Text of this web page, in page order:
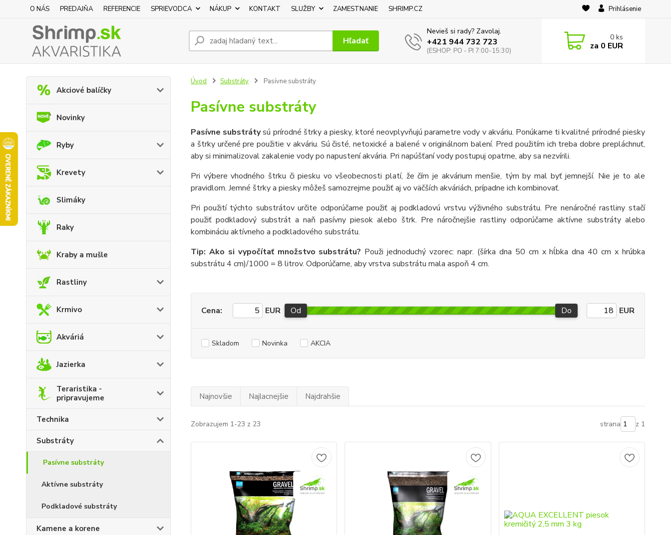
O NÁS PREDAJŇA REFERENCIE SPRIEVODCA NÁKUP KONTAKT SLUŽBY ZAMESTNANIE SHRIMP.CZ Prihlásenie
Hľadať
Nevieš si rady? Zavolaj.
+421 944 732 723
(ESHOP: PO - PI 7:00-15:30)
0 ks
za 0 EUR
Akciové balíčky
Novinky
Ryby
Krevety
Slimáky
Raky
Kraby a mušle
Rastliny
Krmivo
Akváriá
Jazierka
Teraristika -
pripravujeme
Technika
Substráty
Pasívne substráty
Aktívne substráty
Podkladové substráty
Kamene a korene
Úvod Substráty Pasívne substráty
Pasívne substráty
Pasívne substrátysú prírodné štrky a piesky, ktoré neovplyvňujú parametre vody v akváriu. Ponúkame ti kvalitné prírodné piesky
a štrky určené pre použitie v akváriu. Sú čisté, netoxické a balené v originálnom balení. Pred použitím ich treba dobre prepláchnuť,
aby si minimalizoval zakalenie vody po napustení akvária. Pri napúšťaní vody postupuj opatrne, aby sa nezvírili.
Pri výbere vhodného štrku či piesku vo všeobecnosti platí, že čím je akvárium menšie, tým by mal byť jemnejší. Nie je to ale
pravidlom. Jemné štrky a piesky môžeš samozrejme použiť aj vo väčších akváriách, prípadne ich kombinovať.
Pri použití týchto substrátov určite odporúčame použiť aj podkladovú vrstvu výživného substrátu. Pre nenáročné rastliny stačí
použiť podkladový substrát a naň pasívny piesok alebo štrk. Pre náročnejšie rastliny odporúčame aktívne substráty alebo
kombináciu aktívneho a podkladového substrátu.
Tip: Ako si vypočítať množstvo substrátu? Použi jednoduchý vzorec: napr. (šírka dna 50 cm x hĺbka dna 40 cm x hrúbka
substrátu 4 cm)/1000 = 8 litrov. Odporúčame, aby vrstva substrátu mala aspoň 4 cm.
Cena: EUR Od Do EUR
Skladom Novinka AKCIA
Najnovšie Najlacnejšie Najdrahšie
Zobrazujem 1-23 z 23 strana z 1